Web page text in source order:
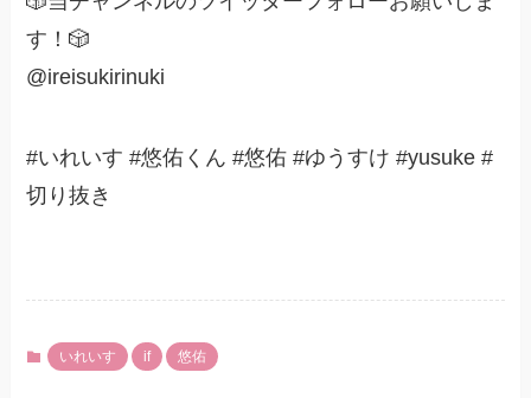
す！🎲
@ireisukirinuki
#いれいす #悠佑くん #悠佑 #ゆうすけ #yusuke #
切り抜き
いれいす if 悠佑